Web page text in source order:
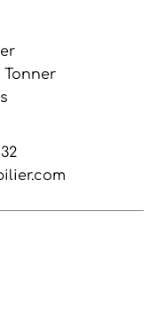
Tonner